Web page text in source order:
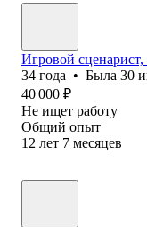
Игровой
34 года • Была 30
40 000 ₽
Не ищет работу
Общий опыт
12 лет 7 месяцев